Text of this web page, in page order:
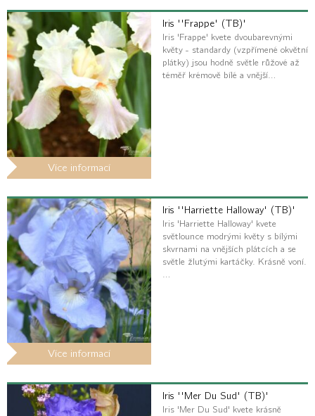
Více informací
Iris ''Frappe' (TB)'
Iris 'Frappe' kvete dvoubarevnými
květy - standardy (vzpřímené okvětní
plátky) jsou hodně světle růžové až
téměř krémově bílé a vnější…
Více informací
Iris ''Harriette Halloway' (TB)'
Iris 'Harriette Halloway' kvete
světlounce modrými květy s bílými
skvrnami na vnějších plátcích a se
světle žlutými kartáčky. Krásně voní.
Iris ''Mer Du Sud' (TB)'
Iris 'Mer Du Sud' kvete krásně